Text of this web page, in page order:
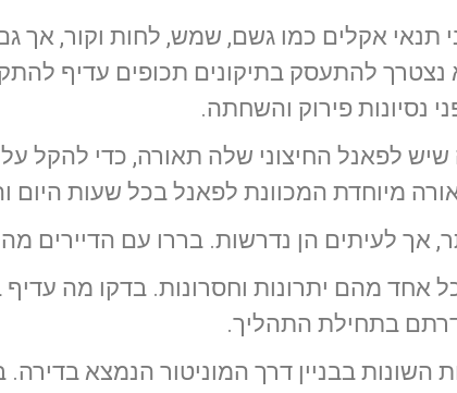
תנאי אקלים כמו גשם, שמש, לחות וקור, אך
נצטרך להתעסק בתיקונים תכופים עדיף
נסיונות פירוק והשחתה.
לפאנל החיצוני שלה תאורה, כדי להקל
מיוחדת המכוונת לפאנל בכל שעות היום
אך לעיתים הן נדרשות. בררו עם הדיירים
אחד מהם יתרונות וחסרונות. בדקו מה
בתחילת התהליך.
השונות בבניין דרך המוניטור הנמצא